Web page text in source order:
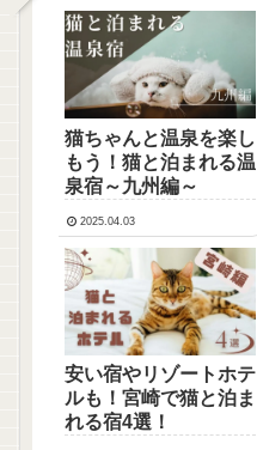
猫ちゃんと温泉を楽し
もう！猫と泊まれる温
泉宿～九州編～
2025.04.03
安い宿やリゾートホテ
ルも！宮崎で猫と泊ま
れる宿4選！